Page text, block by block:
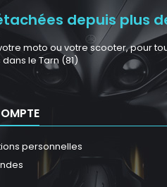
depuis plus
moto ou votre scooter, pour
le Tarn (81)
personnelles